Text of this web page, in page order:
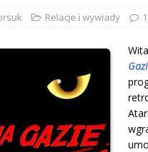
Relacje i wywiady